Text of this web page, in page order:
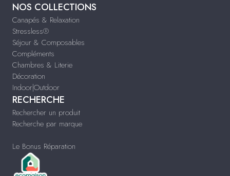
NOS COLLECTIONS
Canapés & Relaxation
Stressless®
Séjour & Composables
Compléments
Chambres & Literie
Décoration
Indoor|Outdoor
RECHERCHE
Rechercher un produit
Recherche par marque
Le Bonus Réparation